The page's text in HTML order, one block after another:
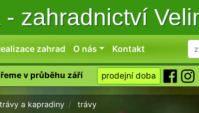
-zahradnictví
zahrad O nás Kontakt
v průběhu září prodejní doba
trávy a kapradiny trávy